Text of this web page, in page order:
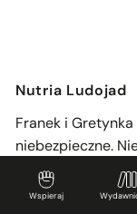
Wspieraj
Nutria Ludojad
Franek i
niebezpieczne.
areszcie i
wody przeztrzy